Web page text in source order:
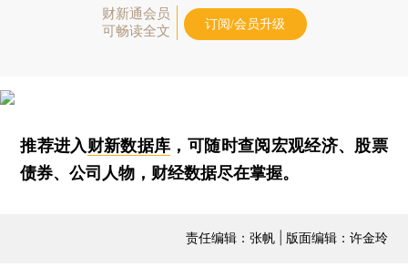
财新通会员
可畅读全文
订阅/会员升级
推荐进入财新数据库 ，可随时查阅宏观经济、股票
债券、公司人物，财经数据尽在掌握。
责任编辑：张帆 | 版面编辑：许金玲